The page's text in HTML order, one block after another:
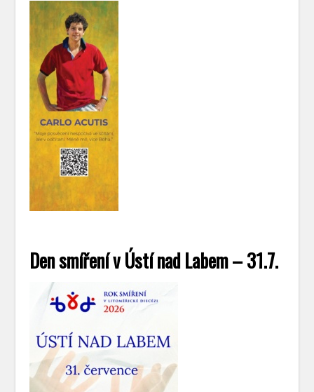
Den smíření v Ústí nad Labem – 31.7.